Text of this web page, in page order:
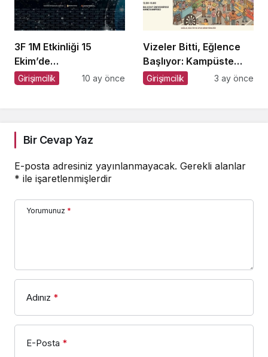
3F 1M Etkinliği 15
Ekim’de
Gerçekleşecek!
Girişimcilik 10 ay önce
Vizeler Bitti, Eğlence
Başlıyor: Kampüste
Bahar Festivali
Girişimcilik 3 ay önce
Bir Cevap Yaz
E-posta adresiniz yayınlanmayacak. Gerekli alanlar
* ile işaretlenmişlerdir
Yorumunuz *
Adınız *
E-Posta *